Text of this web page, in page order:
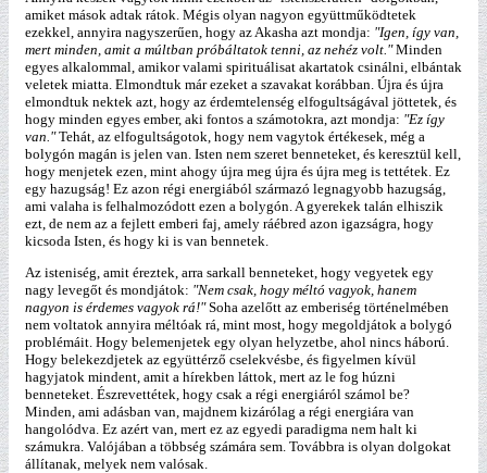
amiket mások adtak rátok. Mégis olyan nagyon együttműködtetek
ezekkel, annyira nagyszerűen, hogy az Akasha azt mondja: "Igen, így van,
mert minden, amit a múltban próbáltatok tenni, az nehéz volt."Minden
egyes alkalommal, amikor valami spirituálisat akartatok csinálni, elbántak
veletek miatta. Elmondtuk már ezeket a szavakat korábban. Újra és újra
elmondtuk nektek azt, hogy az érdemtelenség elfogultságával jöttetek, és
hogy minden egyes ember, aki fontos a számotokra, azt mondja: "Ez így
van."Tehát, az elfogultságotok, hogy nem vagytok értékesek, még a
bolygón magán is jelen van. Isten nem szeret benneteket, és keresztül kell,
hogy menjetek ezen, mint ahogy újra meg újra és újra meg is tettétek. Ez
egy hazugság! Ez azon régi energiából származó legnagyobb hazugság,
ami valaha is felhalmozódott ezen a bolygón. A gyerekek talán elhiszik
ezt, de nem az a fejlett emberi faj, amely ráébred azon igazságra, hogy
kicsoda Isten, és hogy ki is van bennetek.
Az isteniség, amit éreztek, arra sarkall benneteket, hogy vegyetek egy
nagy levegőt és mondjátok: "Nem csak, hogy méltó vagyok, hanem
nagyon is érdemes vagyok rá!"Soha azelőtt az emberiség történelmében
nem voltatok annyira méltóak rá, mint most, hogy megoldjátok a bolygó
problémáit. Hogy belemenjetek egy olyan helyzetbe, ahol nincs háború.
Hogy belekezdjetek az együttérző cselekvésbe, és figyelmen kívül
hagyjatok mindent, amit a hírekben láttok, mert az le fog húzni
benneteket. Észrevettétek, hogy csak a régi energiáról számol be?
Minden, ami adásban van, majdnem kizárólag a régi energiára van
hangolódva. Ez azért van, mert ez az egyedi paradigma nem halt ki
számukra. Valójában a többség számára sem. Továbbra is olyan dolgokat
állítanak, melyek nem valósak.